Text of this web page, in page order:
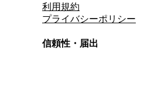
利用規約
プライバシーポリシー
信頼性・届出